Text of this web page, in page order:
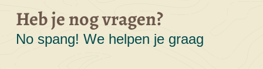
Heb je nog vragen?
No spang! We helpen je graag